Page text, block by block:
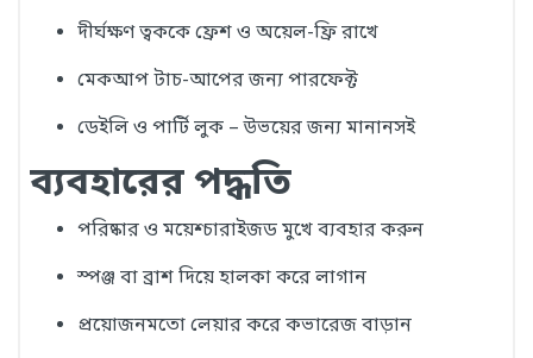
দীর্ঘক্ষণ ত্বককে ফ্রেশ ও অয়েল-ফ্রি রাখে
মেকআপ টাচ-আপের জন্য পারফেক্ট
ডেইলি ও পার্টি লুক – উভয়ের জন্য মানানসই
ব্যবহারের পদ্ধতি
পরিষ্কার ও ময়েশ্চারাইজড মুখে ব্যবহার করুন
স্পঞ্জ বা ব্রাশ দিয়ে হালকা করে লাগান
প্রয়োজনমতো লেয়ার করে কভারেজ বাড়ান